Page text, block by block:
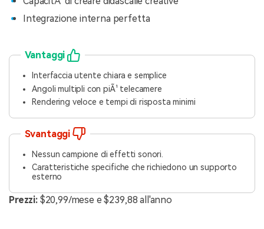
Integrazione interna perfetta
Vantaggi
Interfaccia utente chiara e semplice
Angoli multipli con piÃ¹ telecamere
Rendering veloce e tempi di risposta minimi
Svantaggi
Nessun campione di effetti sonori.
Caratteristiche specifiche che richiedono un supporto
esterno
Prezzi: $20,99/mese e $239,88 all'anno